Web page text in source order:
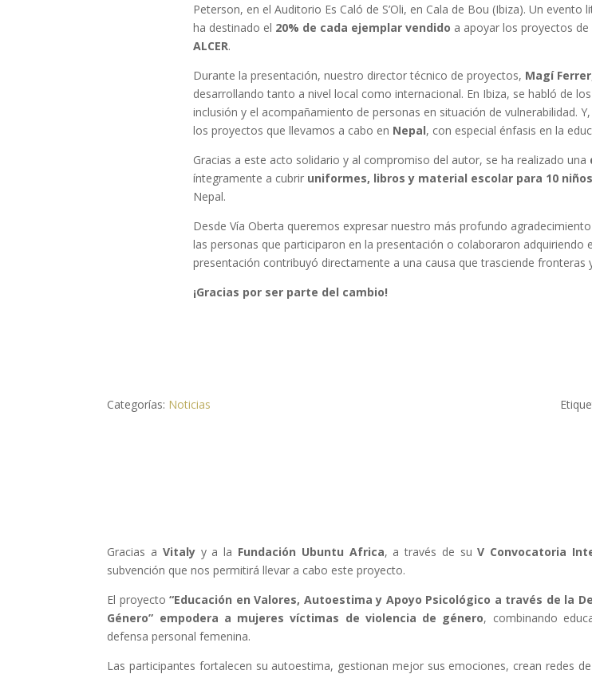
Peterson, en el Auditorio Es Caló de S’Oli, en Cala de Bou (Ibiza). Un
ha destinado el 20% de cada ejemplar vendido a apoyar los proyectos de
ALCER.
Durante la presentación, nuestro director técnico de proyectos, Magí Ferrer
desarrollando tanto a nivel local como internacional. En Ibiza, se habló de
inclusión y el acompañamiento de personas en situación de vulnerabilidad.
los proyectos que llevamos a cabo en Nepal, con especial énfasis en la
Gracias a este acto solidario y al compromiso del autor, se ha realizado una
íntegramente a cubrir uniformes, libros y material escolar para 10
Nepal.
Desde Vía Oberta queremos expresar nuestro más profundo
las personas que participaron en la presentación o colaboraron adquiriendo
presentación contribuyó directamente a una causa que trasciende fronteras
¡Gracias por ser parte del cambio!
Categorías: Noticias
Gracias a Vitalyy a la Fundación Ubuntu Africa, a través de suV Convocatoria
subvención que nos permitirá llevar a cabo este proyecto.
El proyecto“Educación en Valores, Autoestima y Apoyo Psicológico a través de la
Género” empodera a mujeres víctimas de violencia de género, combinando
defensa personal femenina.
Las participantes fortalecen su autoestima, gestionan mejor sus emociones, crean redes